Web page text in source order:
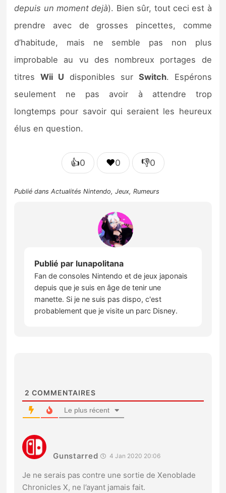
depuis un moment dejà). Bien sûr, tout ceci est à
prendre avec de grosses pincettes, comme
d’habitude, mais ne semble pas non plus
improbable au vu des nombreux portages de
titresWii U disponibles sur Switch. Espérons
seulement ne pas avoir à attendre trop
longtemps pour savoir qui seraient les heureux
élus en question.
👍0 ❤️0 👎0
Publié dansActualités Nintendo,Jeux,Rumeurs
Publié par lunapolitana
Fan de consoles Nintendo et de jeux japonais
depuis que je suis en âge de tenir une
manette. Si je ne suis pas dispo, c'est
probablement que je visite un parc Disney.
2 COMMENTAIRES
Le plus récent
Gunstarred 4 Jan 2020 20:06
Je ne serais pas contre une sortie de Xenoblade
Chronicles X, ne l’ayant jamais fait.